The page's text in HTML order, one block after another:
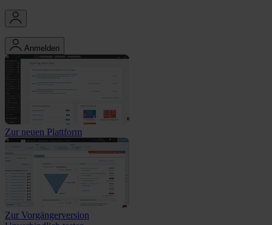
Anmelden
Zur neuen Plattform
Zur Vorgängerversion